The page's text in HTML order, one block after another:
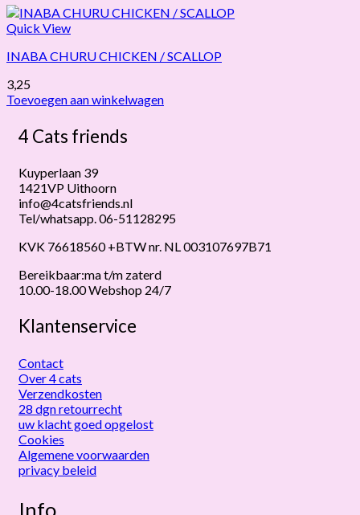
Quick View
INABA CHURU CHICKEN / SCALLOP
3,25
Toevoegen aan winkelwagen
4 Cats friends
Kuyperlaan 39
1421VP Uithoorn
info@4catsfriends.nl
Tel/whatsapp. 06-51128295
KVK 76618560 +BTW nr. NL 003107697B71
Bereikbaar:ma t/m zaterd
10.00-18.00 Webshop 24/7
Klantenservice
Contact
Over 4 cats
Verzendkosten
28 dgn retourrecht
uw klacht goed opgelost
Cookies
Algemene voorwaarden
privacy beleid
Info